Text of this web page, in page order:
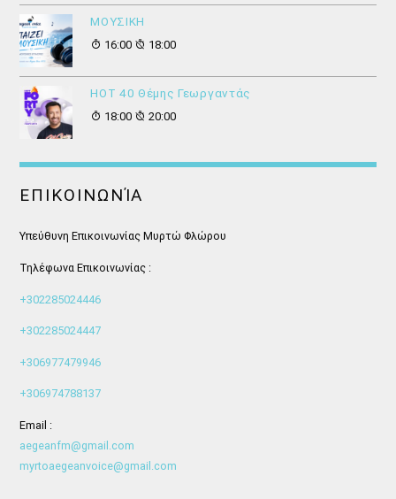
ΜΟΥΣΙΚΗ
16:00
18:00
HOT 40 Θέμης Γεωργαντάς
18:00
20:00
ΕΠΙΚΟΙΝΩΝΊΑ
Υπεύθυνη Επικοινωνίας Μυρτώ Φλώρου
Τηλέφωνα Επικοινωνίας :
+302285024446
+302285024447
+306977479946
+306974788137
Email :
aegeanfm@gmail.com
myrtoaegeanvoice@gmail.com